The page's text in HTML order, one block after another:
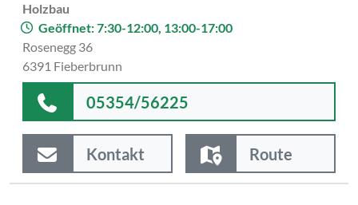
Holzbau
Geöffnet: 7:30-12:00, 13:00-17:00
Rosenegg 36
6391 Fieberbrunn
05354/56225
Kontakt Route